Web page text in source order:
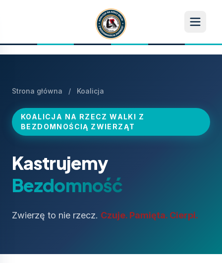
Strona główna / Koalicja
KOALICJA NA RZECZ WALKI Z
BEZDOMNOŚCIĄ ZWIERZĄT
Kastrujemy
Bezdomność
Zwierzę to nie rzecz. Czuje. Pamięta. Cierpi.